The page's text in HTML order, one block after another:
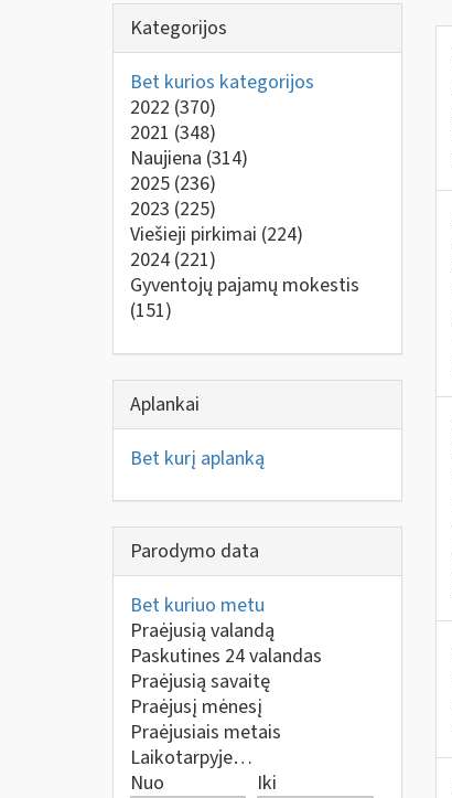
Kategorijos
Bet kurios kategorijos
2022 (370)
2021 (348)
Naujiena (314)
2025 (236)
2023 (225)
Viešieji pirkimai (224)
2024 (221)
Gyventojų pajamų mokestis
(151)
Aplankai
Bet kurį aplanką
Parodymo data
Bet kuriuo metu
Praėjusią valandą
Paskutines 24 valandas
Praėjusią savaitę
Praėjusį mėnesį
Praėjusiais metais
Laikotarpyje…
Nuo
Iki